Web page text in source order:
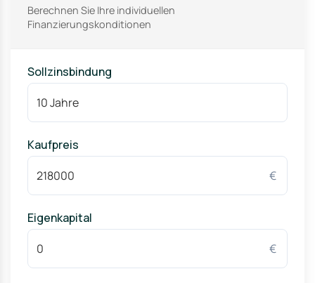
Berechnen Sie Ihre individuellen
Finanzierungskonditionen
Sollzinsbindung
Kaufpreis
€
Eigenkapital
€